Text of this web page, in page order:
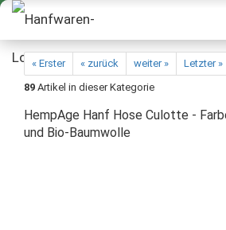
« Erster « zurück weiter »
Letzter »
89 Artikel in dieser Kategorie
HempAge Hanf Hose Culotte -
und Bio-Baumwolle